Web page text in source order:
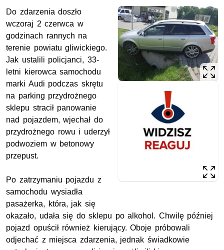
Do zdarzenia doszło
wczoraj 2 czerwca w
godzinach rannych na
terenie powiatu gliwickiego.
Jak ustalili policjanci, 33-
letni kierowca samochodu
marki Audi podczas skrętu
na parking przydrożnego
sklepu stracił panowanie
nad pojazdem, wjechał do
przydrożnego rowu i uderzył
podwoziem w betonowy
przepust.
Po zatrzymaniu pojazdu z
samochodu wysiadła
pasażerka, która, jak się
okazało, udała się do sklepu po alkohol. Chwilę później
pojazd opuścił również kierujący. Oboje próbowali
odjechać z miejsca zdarzenia, jednak świadkowie